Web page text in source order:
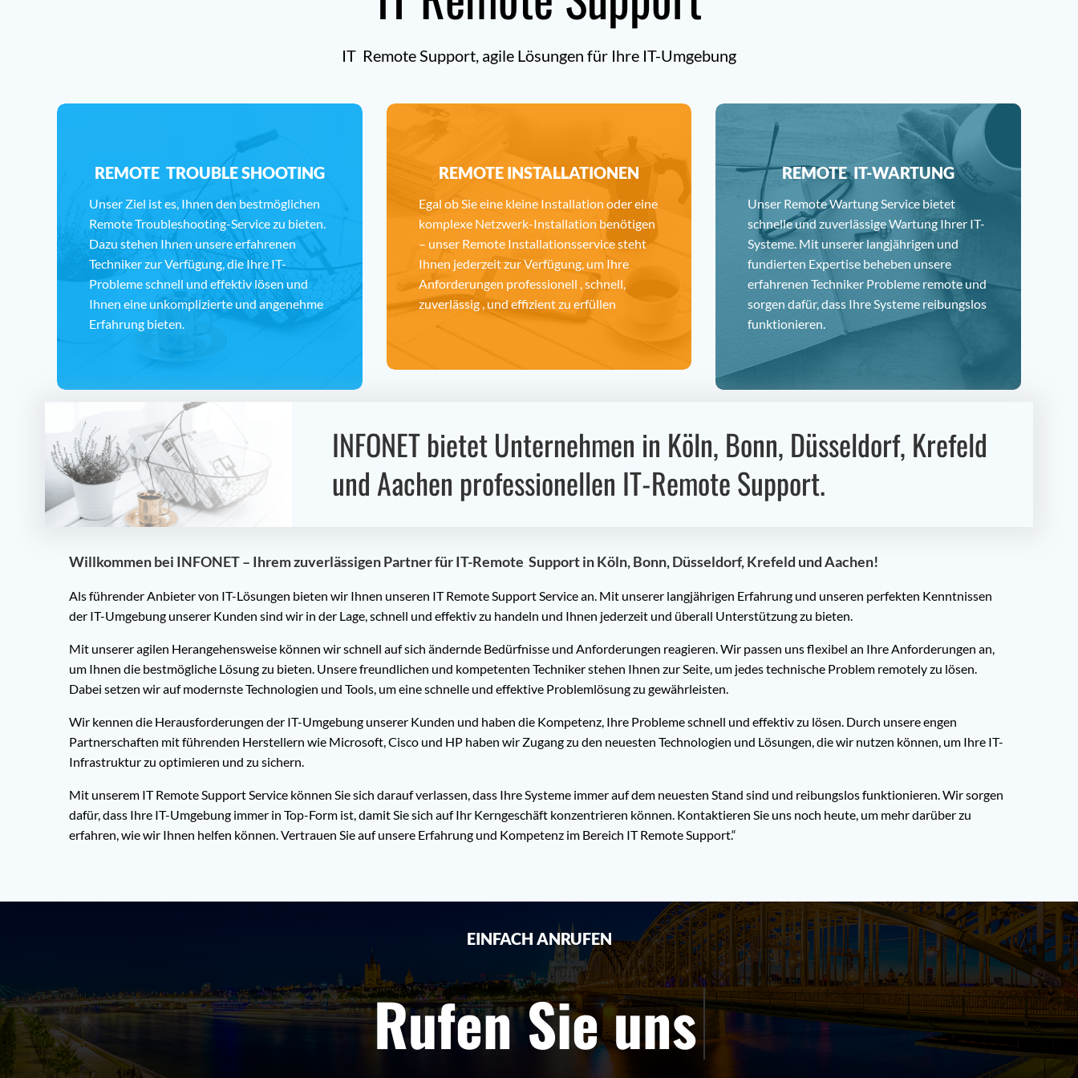
IT Remote Support, agile Lösungen für Ihre IT-Umgebung
REMOTE TROUBLE SHOOTING
Unser Ziel ist es, Ihnen den bestmöglichen
Remote Troubleshooting-Service zu bieten.
Dazu stehen Ihnen unsere erfahrenen
Techniker zur Verfügung, die Ihre IT-
Probleme schnell und effektiv lösen und
Ihnen eine unkomplizierte und angenehme
Erfahrung bieten.
REMOTE INSTALLATIONEN
Egal ob Sie eine kleine Installation oder eine
komplexe Netzwerk-Installation benötigen
– unser Remote Installationsservice steht
Ihnen jederzeit zur Verfügung, um Ihre
Anforderungen professionell , schnell,
zuverlässig , und effizient zu erfüllen
REMOTE IT-WARTUNG
Unser Remote Wartung Service bietet
schnelle und zuverlässige Wartung Ihrer IT-
Systeme. Mit unserer langjährigen und
fundierten Expertise beheben unsere
erfahrenen Techniker Probleme remote und
sorgen dafür, dass Ihre Systeme reibungslos
funktionieren.
INFONET bietet Unternehmen in Köln, Bonn, Düsseldorf, Krefeld
und Aachen professionellen IT-Remote Support.
Willkommen bei INFONET – Ihrem zuverlässigen Partner für IT-Remote Support in Köln, Bonn, Düsseldorf, Krefeld und Aachen!
Als führender Anbieter von IT-Lösungen bieten wir Ihnen unseren IT Remote Support Service an. Mit unserer langjährigen Erfahrung und unseren perfekten Kenntnissen
der IT-Umgebung unserer Kunden sind wir in der Lage, schnell und effektiv zu handeln und Ihnen jederzeit und überall Unterstützung zu bieten.
Mit unserer agilen Herangehensweise können wir schnell auf sich ändernde Bedürfnisse und Anforderungen reagieren. Wir passen uns flexibel an Ihre Anforderungen an,
um Ihnen die bestmögliche Lösung zu bieten. Unsere freundlichen und kompetenten Techniker stehen Ihnen zur Seite, um jedes technische Problem remotely zu lösen.
Dabei setzen wir auf modernste Technologien und Tools, um eine schnelle und effektive Problemlösung zu gewährleisten.
Wir kennen die Herausforderungen der IT-Umgebung unserer Kunden und haben die Kompetenz, Ihre Probleme schnell und effektiv zu lösen. Durch unsere engen
Partnerschaften mit führenden Herstellern wie Microsoft, Cisco und HP haben wir Zugang zu den neuesten Technologien und Lösungen, die wir nutzen können, um Ihre IT-
Infrastruktur zu optimieren und zu sichern.
Mit unserem IT Remote Support Service können Sie sich darauf verlassen, dass Ihre Systeme immer auf dem neuesten Stand sind und reibungslos funktionieren. Wir sorgen
dafür, dass Ihre IT-Umgebung immer in Top-Form ist, damit Sie sich auf Ihr Kerngeschäft konzentrieren können. Kontaktieren Sie uns noch heute, um mehr darüber zu
erfahren, wie wir Ihnen helfen können. Vertrauen Sie auf unsere Erfahrung und Kompetenz im Bereich IT Remote Support.“
EINFACH ANRUFEN
Rufen Sie uns